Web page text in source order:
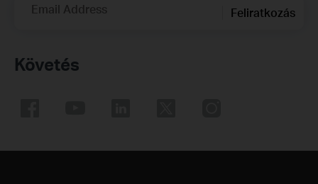
Email Address Feliratkozás
Követés